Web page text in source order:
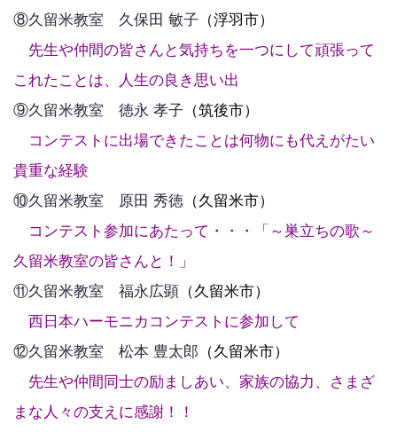
⑧久留米教室 久保田 敏子 （浮羽市）
先生や仲間の皆さんと気持ちを一つにして頑張って
これたことは、人生の良き思い出
⑨久留米教室 徳永 孝子 （筑後市）
コンテストに出場できたことは何物にも代えがたい
貴重な経験
⑩久留米教室 原田 秀徳 （久留米市）
コンテスト参加にあたって・・・「～巣立ちの歌～
久留米教室の皆さんと！」
⑪久留米教室 福永広顕 （久留米市）
西日本ハーモニカコンテストに参加して
⑫久留米教室 松本 豊太郎 （久留米市）
先生や仲間同士の励ましあい、家族の協力、さまざ
まな人々の支えに感謝！！